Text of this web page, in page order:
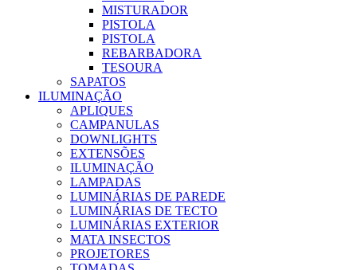
MISTURADOR
PISTOLA
PISTOLA
REBARBADORA
TESOURA
SAPATOS
ILUMINAÇÃO
APLIQUES
CAMPANULAS
DOWNLIGHTS
EXTENSÕES
ILUMINAÇÃO
LAMPADAS
LUMINÁRIAS DE PAREDE
LUMINÁRIAS DE TECTO
LUMINÁRIAS EXTERIOR
MATA INSECTOS
PROJETORES